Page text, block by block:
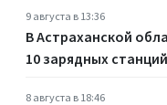
9 августа в 13:36
В Астраханской
10 зарядных
8 августа в 18:46